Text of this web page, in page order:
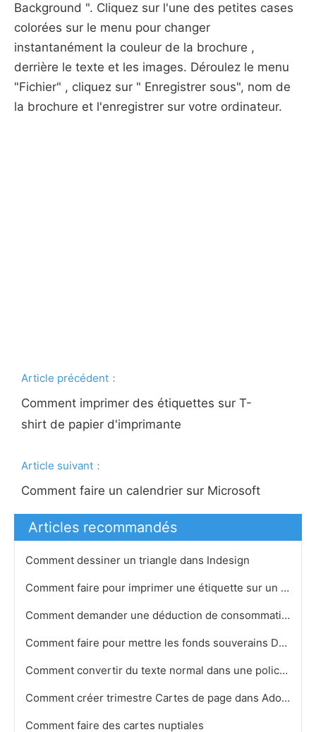
Background ". Cliquez sur l'une des petites cases
colorées sur le menu pour changer
instantanément la couleur de la brochure ,
derrière le texte et les images. Déroulez le menu
"Fichier" , cliquez sur " Enregistrer sous", nom de
la brochure et l'enregistrer sur votre ordinateur.
Article précédent：
Comment imprimer des étiquettes sur T-
shirt de papier d'imprimante
Article suivant：
Comment faire un calendrier sur Microsoft
Articles recommandés
Comment dessiner un triangle dans Indesign
Comment faire pour imprimer une étiquette sur un disque
Comment demander une déduction de consommation d'essence pour un Small Business
Comment faire pour mettre les fonds souverains Dans PowerPoint
Comment convertir du texte normal dans une police grecque
Comment créer trimestre Cartes de page dans Adobe
Comment faire des cartes nuptiales